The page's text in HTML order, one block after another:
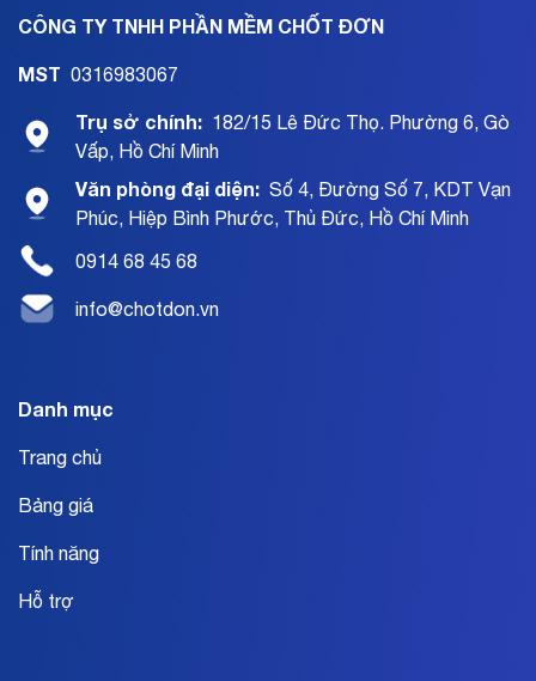
CÔNG TY TNHH PHẦN MỀM CHỐT ĐƠN
MST 0316983067
Trụ sở chính: 182/15 Lê Đức Thọ. Phường 6, Gò
Vấp, Hồ Chí Minh
Văn phòng đại diện: Số 4, Đường Số 7, KDT Vạn
Phúc, Hiệp Bình Phước, Thủ Đức, Hồ Chí Minh
0914 68 45 68
info@chotdon.vn
Danh mục
Trang chủ
Bảng giá
Tính năng
Hỗ trợ